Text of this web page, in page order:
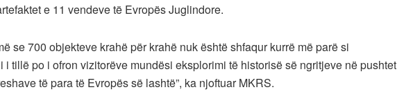
e 11 vendeve të Evropës Juglindore.
se 700 objekteve krahë për krahë nuk është shfaqur kurrë më parë si
i tillë po i ofron vizitorëve mundësi eksplorimi të historisë së ngritjeve në pushtet
të para të Evropës së lashtë”, ka njoftuar MKRS.